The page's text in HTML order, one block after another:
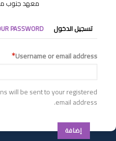
معهد جنوب
التبويبات
الأساسية
تسجيل الدخول PASSWORD
Username or email address
will be sent to your registered
email address.